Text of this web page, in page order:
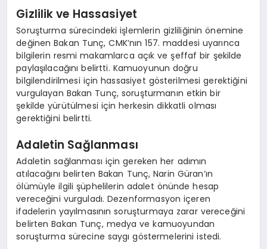
Gizlilik ve Hassasiyet
Soruşturma sürecindeki işlemlerin gizliliğinin önemine
değinen Bakan Tunç, CMK’nın 157. maddesi uyarınca
bilgilerin resmi makamlarca açık ve şeffaf bir şekilde
paylaşılacağını belirtti. Kamuoyunun doğru
bilgilendirilmesi için hassasiyet gösterilmesi gerektiğini
vurgulayan Bakan Tunç, soruşturmanın etkin bir
şekilde yürütülmesi için herkesin dikkatli olması
gerektiğini belirtti.
Adaletin Sağlanması
Adaletin sağlanması için gereken her adımın
atılacağını belirten Bakan Tunç, Narin Güran’ın
ölümüyle ilgili şüphelilerin adalet önünde hesap
vereceğini vurguladı. Dezenformasyon içeren
ifadelerin yayılmasının soruşturmaya zarar vereceğini
belirten Bakan Tunç, medya ve kamuoyundan
soruşturma sürecine saygı göstermelerini istedi.